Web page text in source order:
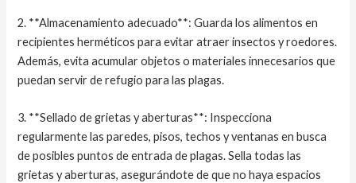
2. **Almacenamiento adecuado**: Guarda los alimentos en
recipientes herméticos para evitar atraer insectos y roedores.
Además, evita acumular objetos o materiales innecesarios que
puedan servir de refugio para las plagas.
3. **Sellado de grietas y aberturas**: Inspecciona
regularmente las paredes, pisos, techos y ventanas en busca
de posibles puntos de entrada de plagas. Sella todas las
grietas y aberturas, asegurándote de que no haya espacios